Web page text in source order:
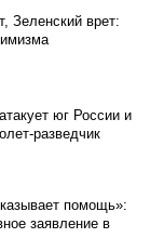
Зеленский врет:
юг России и
разведчик
помощь»:
заявление в